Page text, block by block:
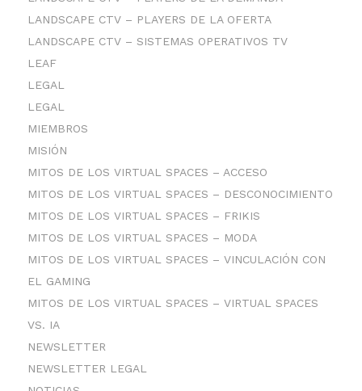
LANDSCAPE CTV – PLAYERS DE LA OFERTA
LANDSCAPE CTV – SISTEMAS OPERATIVOS TV
LEAF
LEGAL
LEGAL
MIEMBROS
MISIÓN
MITOS DE LOS VIRTUAL SPACES – ACCESO
MITOS DE LOS VIRTUAL SPACES – DESCONOCIMIENTO
MITOS DE LOS VIRTUAL SPACES – FRIKIS
MITOS DE LOS VIRTUAL SPACES – MODA
MITOS DE LOS VIRTUAL SPACES – VINCULACIÓN CON
EL GAMING
MITOS DE LOS VIRTUAL SPACES – VIRTUAL SPACES
VS. IA
NEWSLETTER
NEWSLETTER LEGAL